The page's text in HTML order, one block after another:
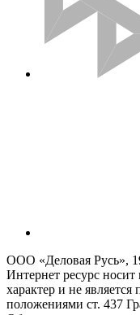
ООО «Деловая Русь»,
Интернет ресурс
характер и не
положениями ст. 437